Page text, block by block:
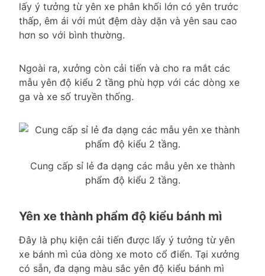
lấy ý tưởng từ yên xe phân khối lớn có yên trước
thấp, êm ái với mút đệm dày dặn và yên sau cao
hơn so với bình thường.
Ngoài ra, xưởng còn cải tiến và cho ra mắt các
mẫu yên độ kiểu 2 tầng phù hợp với các dòng xe
ga và xe số truyền thống.
Cung cấp sỉ lẻ đa dạng các mẫu yên xe thành
phẩm độ kiểu 2 tầng.
Yên xe thành phẩm độ kiểu bánh mì
Đây là phụ kiện cải tiến được lấy ý tưởng từ yên
xe bánh mì của dòng xe moto cổ điển. Tại xưởng
có sẵn, đa dạng màu sắc yên độ kiểu bánh mì